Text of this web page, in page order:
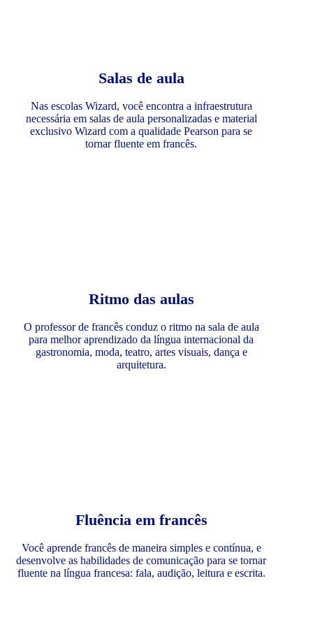
Salas de aula
Nas escolas Wizard, você encontra a infraestrutura
necessária em salas de aula personalizadas e material
exclusivo Wizard com a qualidade Pearson para se
tornar fluente em francês.
Ritmo das aulas
O professor de francês conduz o ritmo na sala de aula
para melhor aprendizado da língua internacional da
gastronomia, moda, teatro, artes visuais, dança e
arquitetura.
Fluência em francês
Você aprende francês de maneira simples e contínua, e
desenvolve as habilidades de comunicação para se tornar
fluente na língua francesa: fala, audição, leitura e escrita.